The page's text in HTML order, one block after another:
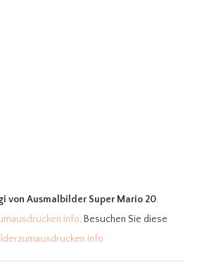
von Ausmalbilder Super Mario 20.
. Besuchen Sie diese